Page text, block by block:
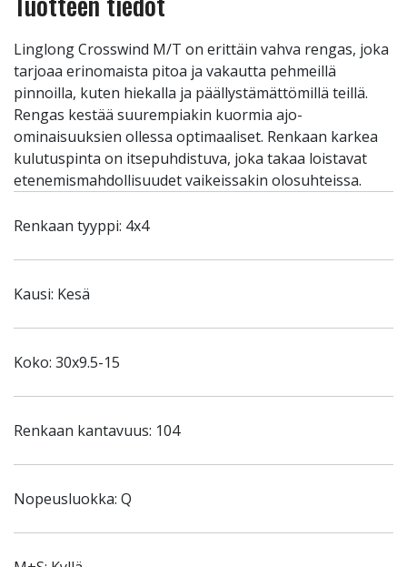
Linglong Crosswind M/T on erittäin vahva rengas, joka
tarjoaa erinomaista pitoa ja vakautta pehmeillä
pinnoilla, kuten hiekalla ja päällystämättömillä teillä.
Rengas kestää suurempiakin kuormia ajo-
ominaisuuksien ollessa optimaaliset. Renkaan karkea
kulutuspinta on itsepuhdistuva, joka takaa loistavat
etenemismahdollisuudet vaikeissakin olosuhteissa.
Renkaan tyyppi: 4x4
Kausi: Kesä
Koko: 30x9.5-15
Renkaan kantavuus: 104
Nopeusluokka: Q